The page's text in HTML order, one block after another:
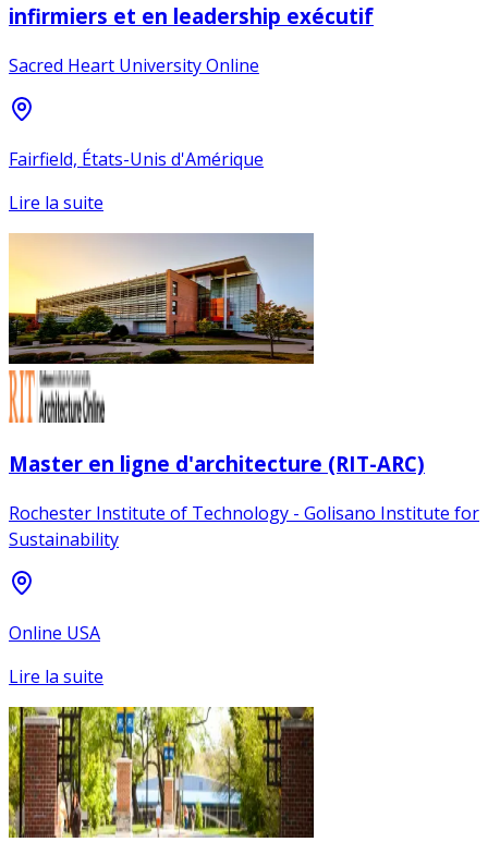
infirmiers et en leadership exécutif
Sacred Heart University Online
Fairfield, États-Unis d'Amérique
Lire la suite
Master en ligne d'architecture (RIT-ARC)
Rochester Institute of Technology - Golisano Institute for
Sustainability
Online USA
Lire la suite